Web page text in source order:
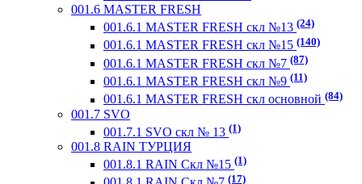
001.6 MASTER FRESH
001.6.1 MASTER FRESH скл №13 (24)
001.6.1 MASTER FRESH скл №15 (140)
001.6.1 MASTER FRESH скл №7 (87)
001.6.1 MASTER FRESH скл №9 (11)
001.6.1 MASTER FRESH скл основной (84)
001.7 SVO
001.7.1 SVO скл № 13 (1)
001.8 RAIN ТУРЦИЯ
001.8.1 RAIN Скл №15 (1)
(17)